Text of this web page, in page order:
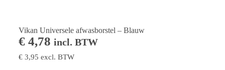
Vikan Universele afwasborstel – Blauw
€4,78 incl. BTW
€3,95 excl. BTW